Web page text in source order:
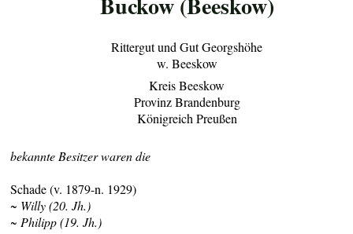
Rittergut und Gut Georgshöhe
w. Beeskow
Kreis Beeskow
Provinz Brandenburg
Königreich Preußen
bekannte Besitzer waren die
Schade (v. 1879-n. 1929)
~ Willy (20. Jh.)
~ Philipp (19. Jh.)